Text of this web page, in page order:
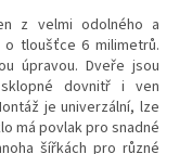
z velmi odolného a
o tloušťce 6 milimetrů.
úpravou. Dveře jsou
dovnitř i ven
je univerzální, lze
má povlak pro snadné
šířkách pro různé